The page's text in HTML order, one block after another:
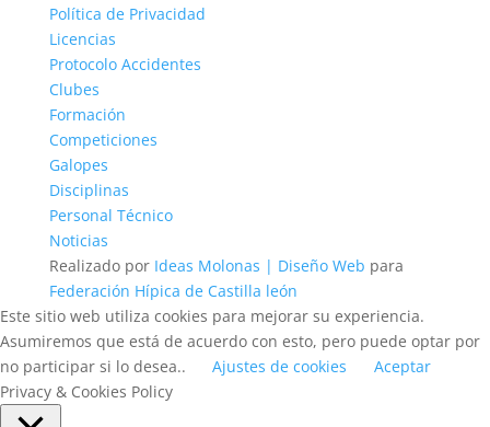
Política de Privacidad
Licencias
Protocolo Accidentes
Clubes
Formación
Competiciones
Galopes
Disciplinas
Personal Técnico
Noticias
Realizado por Ideas Molonas | Diseño Web para
Federación Hípica de Castilla león
Este sitio web utiliza cookies para mejorar su experiencia.
Asumiremos que está de acuerdo con esto, pero puede optar por
no participar si lo desea..
Ajustes de cookies
Aceptar
Privacy & Cookies Policy